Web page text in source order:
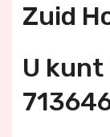
Zuid
U kunt